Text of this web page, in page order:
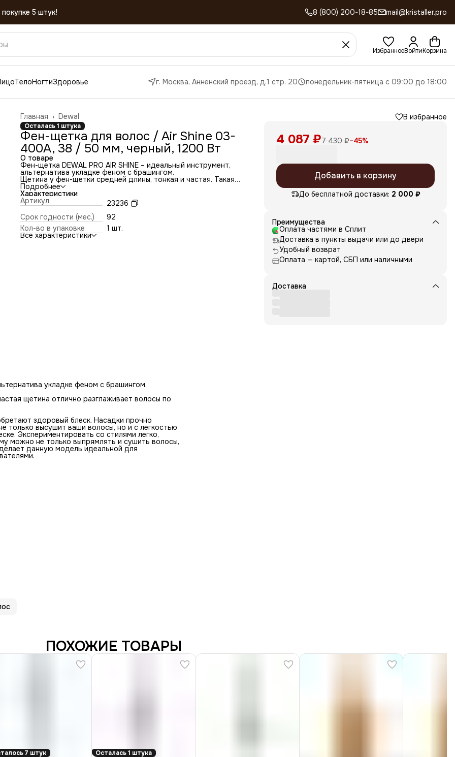
8 (800) 200-18-85 mail@kristaller.pro
ИзбранноеВойтиКорзина
ТелоНогтиЗдоровье г. Москва, Анненский проезд, д.1 стр. 20 понедельник-пятница с 09:00 до 18:00
Dewal
Главная ›
Осталась 1 штука
Фен-щетка для волос / Air Shine 03-
400A, 38 / 50 мм, черный, 1200 Вт
О товаре
Фен-щетка DEWAL PRO AIR SHINE – идеальный инструмент,
альтернатива укладке феном с брашингом.
Щетина у фен-щетки средней длины, тонкая и частая. Такая
частая щетина отлично разглаживает волосы по всей длине и
хорошо подкручивает кончики.
Благодаря насадкам с керамическим покрытием волосы
приобретают здоровый блеск. Насадки прочно фиксируются
и не слетают во время работы. Эта фен-щетка не только
высушит ваши волосы, но и с легкостью придаст волосам
прикорневой объем и аккуратный вид прическе.
Экспериментировать со стилями легко, удобно и просто.
Подробнее
Характеристики
Артикул
23236
Срок годности (мес.)
92
Кол-во в упаковке
1 шт.
Все характеристики
В избранное
4 087 ₽7 430 ₽−45%
Добавить в корзину
До бесплатной доставки: 2 000 ₽
Преимущества
Оплата частями в Сплит
Доставка в пункты выдачи или до двери
Удобный возврат
Оплата — картой, СБП или наличными
Доставка
укладке феном с брашингом.
щетина отлично разглаживает волосы по
здоровый блеск. Насадки прочно
только высушит ваши волосы, но и с легкостью
Экспериментировать со стилями легко,
можно не только выпрямлять и сушить волосы,
данную модель идеальной для
ПОХОЖИЕ ТОВАРЫ
7 штук Осталась 1 штука